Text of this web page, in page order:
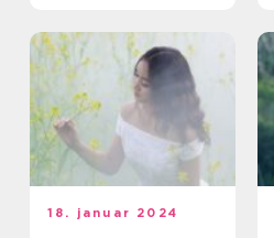
18. januar 2024